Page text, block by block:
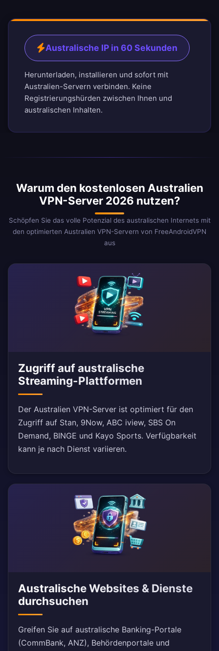
Australische IP in 60 Sekunden
Herunterladen, installieren und sofort mit
Australien-Servern verbinden. Keine
Registrierungshürden zwischen Ihnen und
australischen Inhalten.
Warum den kostenlosen Australien
VPN-Server 2026 nutzen?
Schöpfen Sie das volle Potenzial des australischen Internets mit
den optimierten Australien VPN-Servern von FreeAndroidVPN
aus
Zugriff auf australische
Streaming-Plattformen
Der Australien VPN-Server ist optimiert für den
Zugriff auf Stan, 9Now, ABC iview, SBS On
Demand, BINGE und Kayo Sports. Verfügbarkeit
kann je nach Dienst variieren.
Australische Websites & Dienste
durchsuchen
Greifen Sie auf australische Banking-Portale
(CommBank, ANZ), Behördenportale und